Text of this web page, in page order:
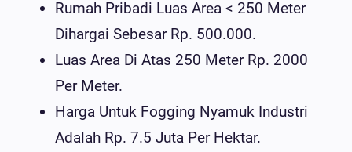
Rumah Pribadi Luas Area < 250 Meter
Dihargai Sebesar Rp. 500.000.
Luas Area Di Atas 250 Meter Rp. 2000
Per Meter.
Harga Untuk Fogging Nyamuk Industri
Adalah Rp. 7.5 Juta Per Hektar.